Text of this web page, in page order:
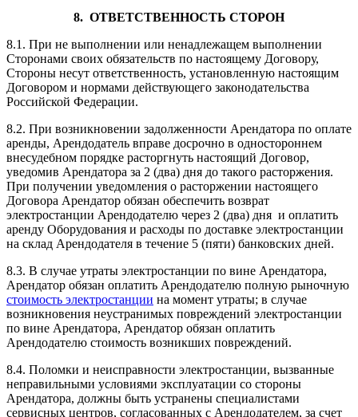
8. ОТВЕТСТВЕННОСТЬ СТОРОН
8.1. При не выполнении или ненадлежащем выполнении
Сторонами своих обязательств по настоящему Договору,
Стороны несут ответственность, установленную настоящим
Договором и нормами действующего законодательства
Российской Федерации.
8.2. При возникновении задолженности Арендатора по оплате
аренды, Арендодатель вправе досрочно в одностороннем
внесудебном порядке расторгнуть настоящий Договор,
уведомив Арендатора за 2 (два) дня до такого расторжения.
При получении уведомления о расторжении настоящего
Договора Арендатор обязан обеспечить возврат
электростанции Арендодателю через 2 (два) дня и оплатить
аренду Оборудования и расходы по доставке электростанции
на склад Арендодателя в течение 5 (пяти) банковских дней.
8.3. В случае утраты электростанции по вине Арендатора,
Арендатор обязан оплатить Арендодателю полную рыночную
стоимость электростанции на момент утраты; в случае
возникновения неустранимых повреждений электростанции
по вине Арендатора, Арендатор обязан оплатить
Арендодателю стоимость возникших повреждений.
8.4. Поломки и неисправности электростанции, вызванные
неправильными условиями эксплуатации со стороны
Арендатора, должны быть устранены специалистами
сервисных центров, согласованных с Арендодателем, за счет